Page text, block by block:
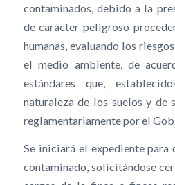
contaminados, debido a la
de carácter peligroso
humanas, evaluando los
el medio ambiente, de
estándares que,
naturaleza de los suelos y de
reglamentariamente por el
Se iniciará el expediente para
contaminado, solicitándose